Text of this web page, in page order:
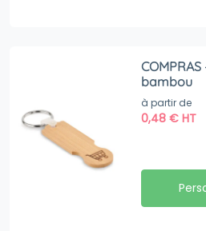
bambou
à partir de
0,48€ HT